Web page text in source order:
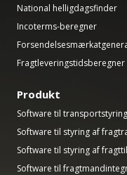
National helligdagsfinder
Incoterms-beregner
Fragtleveringstidsberegner
Produkt
Software til transportstyring
Software til styring af
Software til styring af
Software til